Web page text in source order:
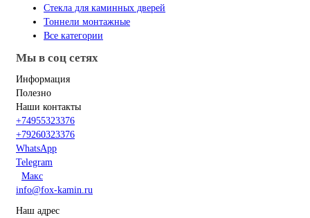
Стекла для каминных дверей
Тоннели монтажные
Все категории
Мы в соц сетях
Информация
Полезно
Наши контакты
+74955323376
+79260323376
WhatsApp
Telegram
Макс
info@fox-kamin.ru
Наш адрес